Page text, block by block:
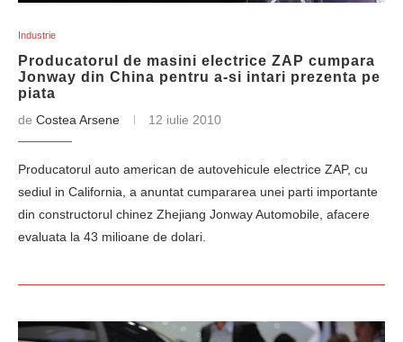
Industrie
Producatorul de masini electrice ZAP cumpara
Jonway din China pentru a-si intari prezenta pe
piata
de Costea Arsene 12 iulie 2010
Producatorul auto american de autovehicule electrice ZAP, cu
sediul in California, a anuntat cumpararea unei parti importante
din constructorul chinez Zhejiang Jonway Automobile, afacere
evaluata la 43 milioane de dolari.